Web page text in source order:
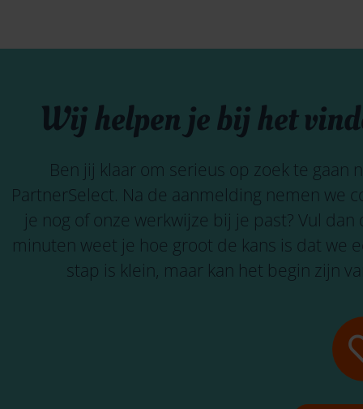
Wij helpen je bij het
Ben jij klaar om serieus op zoek te gaan
PartnerSelect. Na de aanmelding nemen we
je nog of onze werkwijze bij je past? Vul
minuten weet je hoe groot de kans is dat we
stap is klein, maar kan het begin zijn